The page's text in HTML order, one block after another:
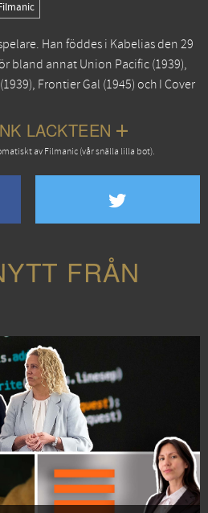
Han föddes i Kabelias den 29
bland annat Union Pacific (1939),
(1939), Frontier Gal (1945) och I Cover
LACKTEEN
av Filmanic (vår snälla lilla bot).
FRÅN